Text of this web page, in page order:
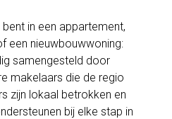
in een appartement,
een nieuwbouwwoning:
samengesteld door
makelaars die de regio
zijn lokaal betrokken en
bij elke stap in